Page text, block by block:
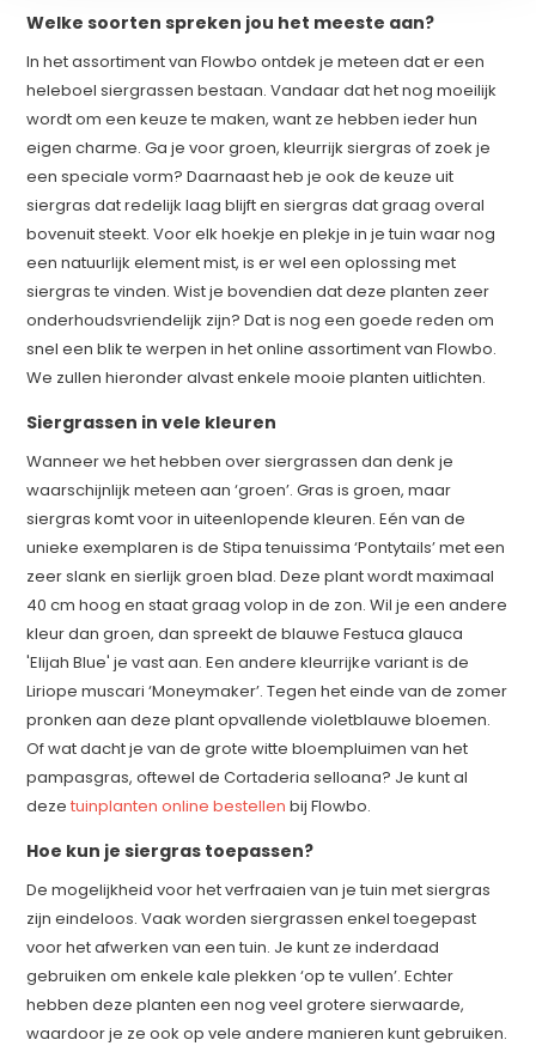
Welke soorten spreken jou het meeste aan?
In het assortiment van Flowbo ontdek je meteen dat er een
heleboel siergrassen bestaan. Vandaar dat het nog moeilijk
wordt om een keuze te maken, want ze hebben ieder hun
eigen charme. Ga je voor groen, kleurrijk siergras of zoek je
een speciale vorm? Daarnaast heb je ook de keuze uit
siergras dat redelijk laag blijft en siergras dat graag overal
bovenuit steekt. Voor elk hoekje en plekje in je tuin waar nog
een natuurlijk element mist, is er wel een oplossing met
siergras te vinden. Wist je bovendien dat deze planten zeer
onderhoudsvriendelijk zijn? Dat is nog een goede reden om
snel een blik te werpen in het online assortiment van Flowbo.
We zullen hieronder alvast enkele mooie planten uitlichten.
Siergrassen in vele kleuren
Wanneer we het hebben over siergrassen dan denk je
waarschijnlijk meteen aan ‘groen’. Gras is groen, maar
siergras komt voor in uiteenlopende kleuren. Eén van de
unieke exemplaren is de Stipa tenuissima ‘Pontytails’ met een
zeer slank en sierlijk groen blad. Deze plant wordt maximaal
40 cm hoog en staat graag volop in de zon. Wil je een andere
kleur dan groen, dan spreekt de blauwe Festuca glauca
'Elijah Blue' je vast aan. Een andere kleurrijke variant is de
Liriope muscari ‘Moneymaker’. Tegen het einde van de zomer
pronken aan deze plant opvallende violetblauwe bloemen.
Of wat dacht je van de grote witte bloempluimen van het
pampasgras, oftewel de Cortaderia selloana? Je kunt al
dezetuinplanten online bestellen bij Flowbo.
Hoe kun je siergras toepassen?
De mogelijkheid voor het verfraaien van je tuin met siergras
zijn eindeloos. Vaak worden siergrassen enkel toegepast
voor het afwerken van een tuin. Je kunt ze inderdaad
gebruiken om enkele kale plekken ‘op te vullen’. Echter
hebben deze planten een nog veel grotere sierwaarde,
waardoor je ze ook op vele andere manieren kunt gebruiken.